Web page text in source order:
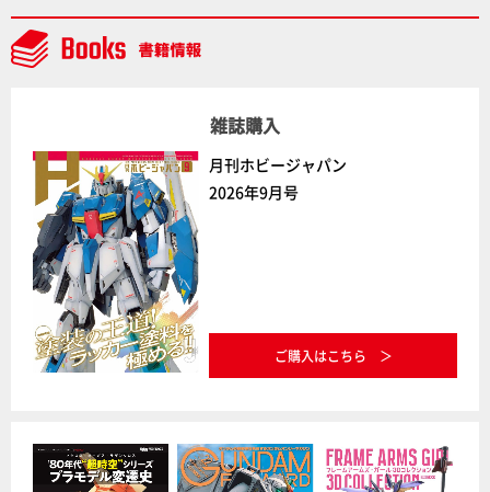
AAAヴンダー』の続報も！
雑誌購入
月刊ホビージャパン
2026年9月号
ご購入はこちら